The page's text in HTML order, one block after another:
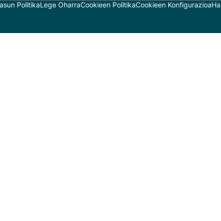
PolitikaLege OharraCookieen PolitikaCookieen Konfigurazioa